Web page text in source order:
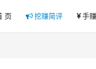
页 挖赚简评 手